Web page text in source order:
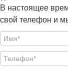
В настоящее
свой телефон и